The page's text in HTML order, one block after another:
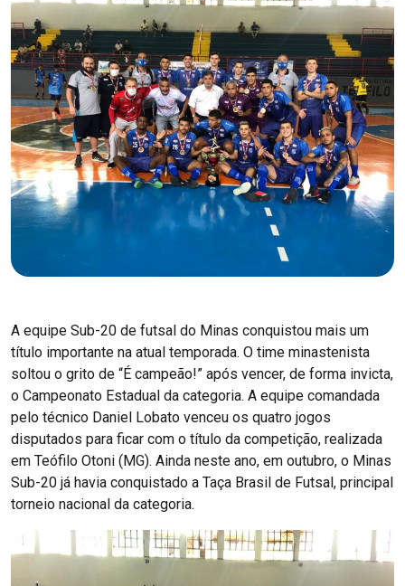
A equipe Sub-20 de futsal do Minas conquistou mais um
título importante na atual temporada. O time minastenista
soltou o grito de “É campeão!” após vencer, de forma invicta,
o Campeonato Estadual da categoria. A equipe comandada
pelo técnico Daniel Lobato venceu os quatro jogos
disputados para ficar com o título da competição, realizada
em Teófilo Otoni (MG). Ainda neste ano, em outubro, o Minas
Sub-20 já havia conquistado a Taça Brasil de Futsal, principal
torneio nacional da categoria.